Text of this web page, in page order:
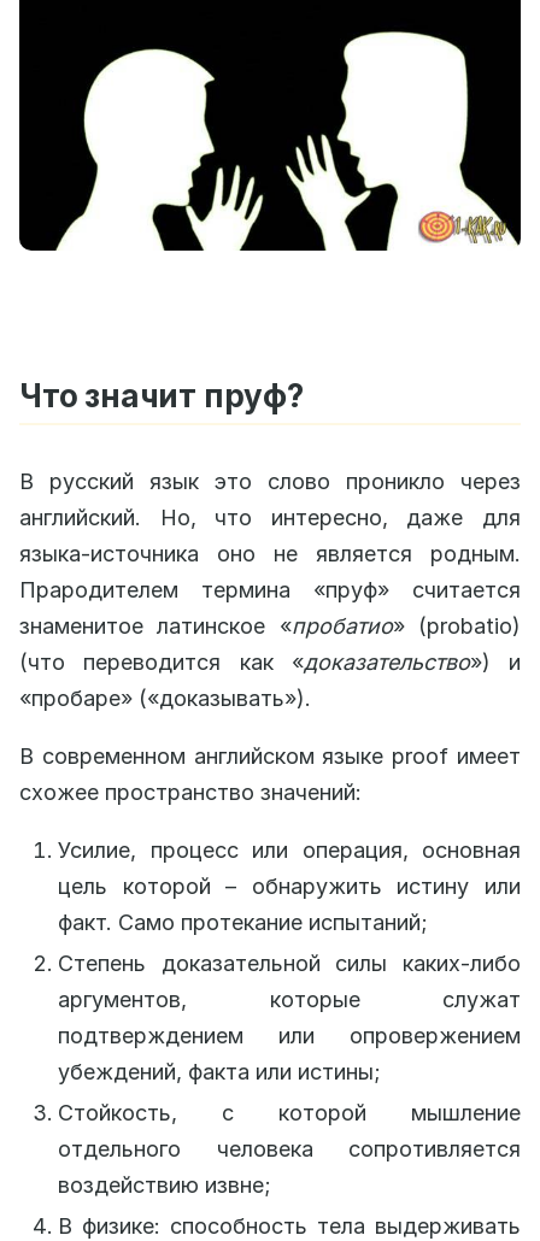
Что значит пруф?
В русский язык это слово проникло через
английский. Но, что интересно, даже для
языка-источника оно не является родным.
Прародителем термина «пруф» считается
знаменитое латинское «пробатио» (probatio)
(что переводится как «доказательство») и
«пробаре» («доказывать»).
В современном английском языке proof имеет
схожее пространство значений:
Усилие, процесс или операция, основная
цель которой – обнаружить истину или
факт. Само протекание испытаний;
Степень доказательной силы каких-либо
аргументов, которые служат
подтверждением или опровержением
убеждений, факта или истины;
Стойкость, с которой мышление
отдельного человека сопротивляется
воздействию извне;
В физике: способность тела выдерживать